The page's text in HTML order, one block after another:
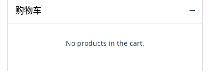
购物车
No products in the cart.